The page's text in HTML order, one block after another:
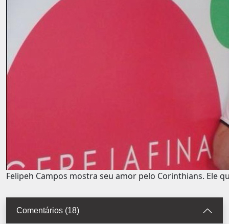
Felipeh Campos mostra seu amor pelo Corinthians. Ele
Comentários (18)